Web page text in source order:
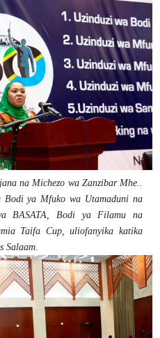
na Michezo wa Zanzibar Mhe..
Bodi ya Mfuko wa Utamaduni na
BASATA, Bodi ya Filamu na
Taifa Cup, uliofanyika katika
Salaam.